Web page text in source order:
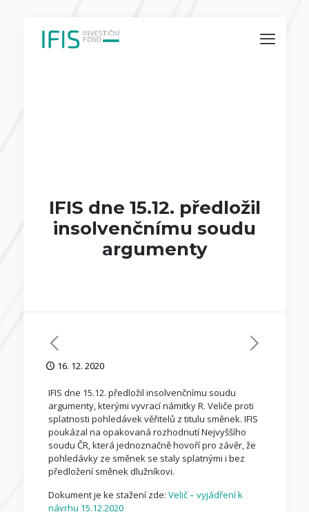
IFIS dne 15.12. předložil
insolvenčnímu soudu
argumenty
16. 12. 2020
IFIS dne 15.12. předložil insolvenčnímu soudu
argumenty, kterými vyvrací námitky R. Veliče proti
splatnosti pohledávek věřitelů z titulu směnek. IFIS
poukázal na opakovaná rozhodnutí Nejvyššího
soudu ČR, která jednoznačně hovoří pro závěr, že
pohledávky ze směnek se staly splatnými i bez
předložení směnek dlužníkovi.
Dokument je ke stažení zde: Velič – vyjádření k
návrhu 15.12.2020